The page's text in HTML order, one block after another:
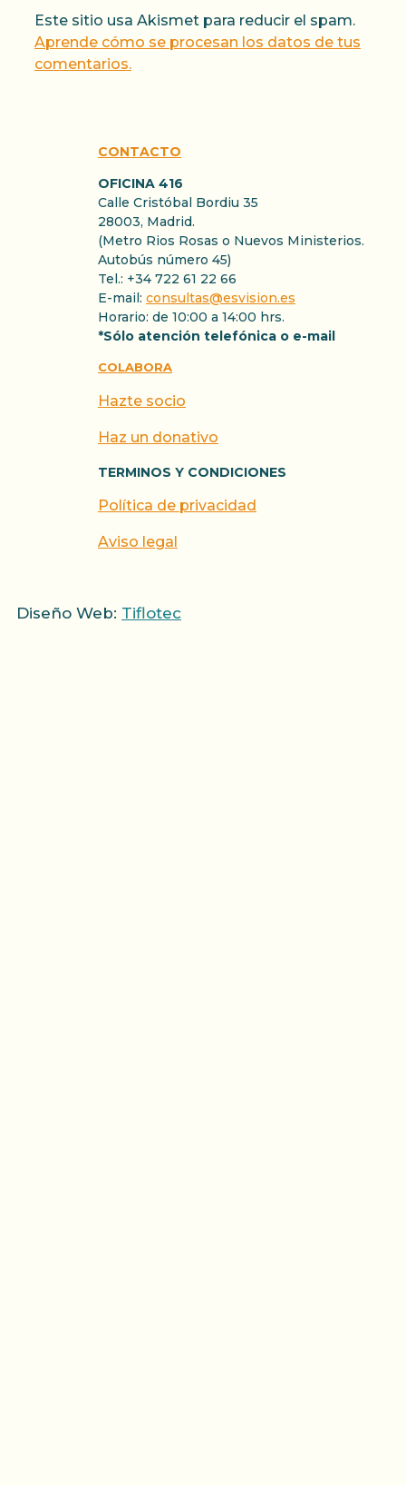
Este sitio usa Akismet para reducir el spam.
Aprende cómo se procesan los datos de tus
comentarios.
CONTACTO
OFICINA 416
Calle Cristóbal Bordiu 35
28003, Madrid.
(Metro Rios Rosas o Nuevos Ministerios.
Autobús número 45)
Tel.: +34 722 61 22 66
E-mail: consultas@esvision.es
Horario: de 10:00 a 14:00 hrs.
*Sólo atención telefónica o e-mail
COLABORA
Hazte socio
Haz un donativo
TERMINOS Y CONDICIONES
Política de privacidad
Aviso legal
Diseño Web: Tiflotec